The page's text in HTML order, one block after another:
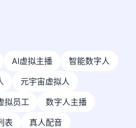
AI虚拟主播
智能数字人
元宇宙虚拟人
拟员工
数字人主播
表
真人配音